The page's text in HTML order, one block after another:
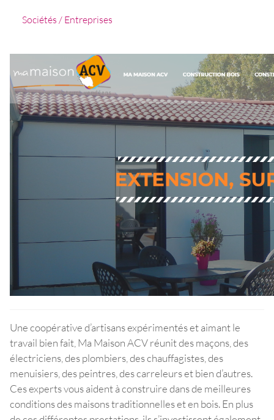
Sociétés / Entreprises
Une coopérative d’artisans expérimentés et aimant le
travail bien fait, Ma Maison ACV réunit des maçons, des
électriciens, des plombiers, des chauffagistes, des
menuisiers, des peintres, des carreleurs et bien d’autres.
Ces experts vous aident à construire dans de meilleures
conditions des maisons traditionnelles et en bois. En plus